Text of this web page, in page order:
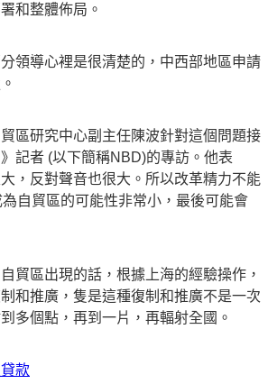
和整體佈局。
導心裡是很清楚的，中西部地區申請
研究中心副主任陳波針對這個問題接
記者 (以下簡稱NBD)的專訪。他表
，反對聲音也很大。所以改革精力不能
自貿區的可能性非常小，最後可能會
區出現的話，根據上海的經驗操作，
和推廣，隻是這種復制和推廣不是一次
多個點，再到一片，再輻射全國。
款